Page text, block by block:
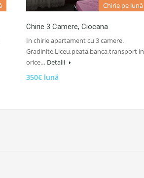
Chirie pe lună
Chirie 3 Camere, Ciocana
In chirie apartament cu 3 camere.
Gradinite,Liceu,peata,banca,transport in
orice… Detalii
350€ lună